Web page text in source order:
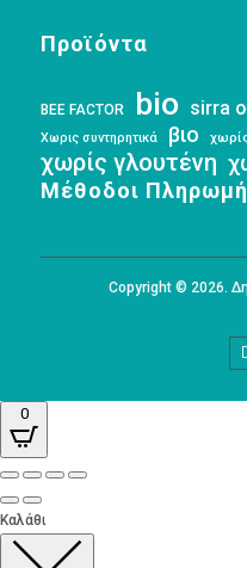
Προϊόντα
BEE FACTOR bio sirra
Χωρις συντηρητικά βιο
χωρίς γλουτένη
Μέθοδοι
Copyright © 2026.
0
Καλάθι